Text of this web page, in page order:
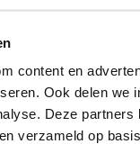
content en
Ook delen we
Deze
verzameld op